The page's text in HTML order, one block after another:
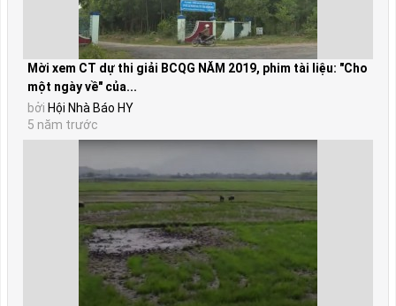
Mời xem CT dự thi giải BCQG NĂM 2019, phim tài liệu: "Cho
một ngày về" của...
bởi Hội Nhà Báo HY
5 năm trước